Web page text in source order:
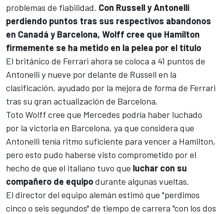
problemas de fiabilidad. Con Russell y Antonelli
perdiendo puntos tras sus respectivos abandonos
en Canadá y Barcelona, Wolff cree que Hamilton
firmemente se ha metido en la pelea por el título
El británico de Ferrari ahora se coloca a 41 puntos de
Antonelli y nueve por delante de Russell en la
clasificación, ayudado por la mejora de forma de Ferrari
tras su gran actualización de Barcelona.
Toto Wolff cree que Mercedes podría haber luchado
por la victoria en Barcelona, ya que considera que
Antonelli tenía ritmo suficiente para vencer a Hamilton,
pero esto pudo haberse visto comprometido por el
hecho de que el italiano tuvo que luchar con su
compañero de equipodurante algunas vueltas.
El director del equipo alemán estimó que "perdimos
cinco o seis segundos" de tiempo de carrera "con los dos